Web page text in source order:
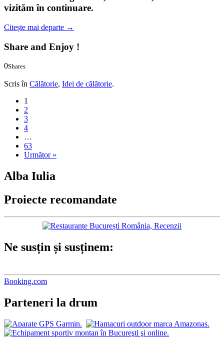
vizităm în continuare.
Citește mai departe →
Share and Enjoy !
0Shares
Scris în Călătorie, Idei de călătorie.
1
2
3
4
…
63
Următor »
Alba Iulia
Proiecte recomandate
Ne susțin și susținem:
Booking.com
Parteneri la drum